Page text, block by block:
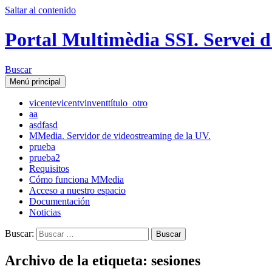
Saltar al contenido
Portal Multimèdia SSI. Servei
Buscar
Menú principal
vicentevicentvinventtítulo_otro
aa
asdfasd
MMedia. Servidor de videostreaming de la UV.
prueba
prueba2
Requisitos
Cómo funciona MMedia
Acceso a nuestro espacio
Documentación
Noticias
Buscar:
Archivo de la etiqueta: sesiones